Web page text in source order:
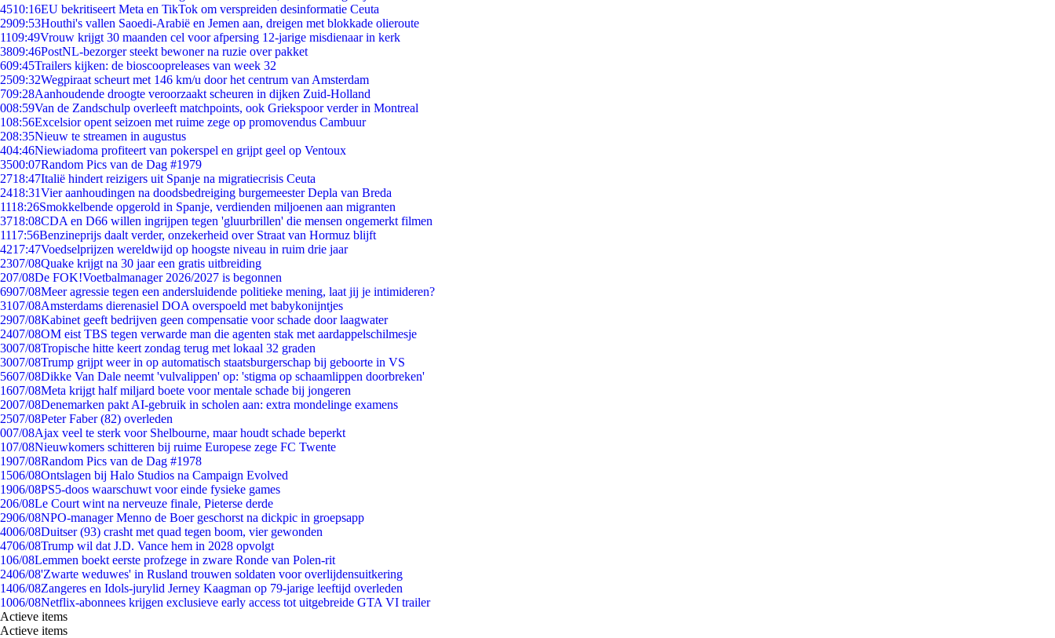
4510:16EU bekritiseert Meta en TikTok om verspreiden desinformatie Ceuta
2909:53Houthi's vallen Saoedi-Arabië en Jemen aan, dreigen met blokkade olieroute
1109:49Vrouw krijgt 30 maanden cel voor afpersing 12-jarige misdienaar in kerk
3809:46PostNL-bezorger steekt bewoner na ruzie over pakket
609:45Trailers kijken: de bioscoopreleases van week 32
2509:32Wegpiraat scheurt met 146 km/u door het centrum van Amsterdam
709:28Aanhoudende droogte veroorzaakt scheuren in dijken Zuid-Holland
008:59Van de Zandschulp overleeft matchpoints, ook Griekspoor verder in Montreal
108:56Excelsior opent seizoen met ruime zege op promovendus Cambuur
208:35Nieuw te streamen in augustus
404:46Niewiadoma profiteert van pokerspel en grijpt geel op Ventoux
3500:07Random Pics van de Dag #1979
2718:47Italië hindert reizigers uit Spanje na migratiecrisis Ceuta
2418:31Vier aanhoudingen na doodsbedreiging burgemeester Depla van Breda
1118:26Smokkelbende opgerold in Spanje, verdienden miljoenen aan migranten
3718:08CDA en D66 willen ingrijpen tegen 'gluurbrillen' die mensen ongemerkt filmen
1117:56Benzineprijs daalt verder, onzekerheid over Straat van Hormuz blijft
4217:47Voedselprijzen wereldwijd op hoogste niveau in ruim drie jaar
2307/08Quake krijgt na 30 jaar een gratis uitbreiding
207/08De FOK!Voetbalmanager 2026/2027 is begonnen
6907/08Meer agressie tegen een andersluidende politieke mening, laat jij je intimideren?
3107/08Amsterdams dierenasiel DOA overspoeld met babykonijntjes
2907/08Kabinet geeft bedrijven geen compensatie voor schade door laagwater
2407/08OM eist TBS tegen verwarde man die agenten stak met aardappelschilmesje
3007/08Tropische hitte keert zondag terug met lokaal 32 graden
3007/08Trump grijpt weer in op automatisch staatsburgerschap bij geboorte in VS
5607/08Dikke Van Dale neemt 'vulvalippen' op: 'stigma op schaamlippen doorbreken'
1607/08Meta krijgt half miljard boete voor mentale schade bij jongeren
2007/08Denemarken pakt AI-gebruik in scholen aan: extra mondelinge examens
2507/08Peter Faber (82) overleden
007/08Ajax veel te sterk voor Shelbourne, maar houdt schade beperkt
107/08Nieuwkomers schitteren bij ruime Europese zege FC Twente
1907/08Random Pics van de Dag #1978
1506/08Ontslagen bij Halo Studios na Campaign Evolved
1906/08PS5-doos waarschuwt voor einde fysieke games
206/08Le Court wint na nerveuze finale, Pieterse derde
2906/08NPO-manager Menno de Boer geschorst na dickpic in groepsapp
4006/08Duitser (93) crasht met quad tegen boom, vier gewonden
4706/08Trump wil dat J.D. Vance hem in 2028 opvolgt
106/08Lemmen boekt eerste profzege in zware Ronde van Polen-rit
2406/08'Zwarte weduwes' in Rusland trouwen soldaten voor overlijdensuitkering
1406/08Zangeres en Idols-jurylid Jerney Kaagman op 79-jarige leeftijd overleden
1006/08Netflix-abonnees krijgen exclusieve early access tot uitgebreide GTA VI trailer
Actieve items
Actieve items